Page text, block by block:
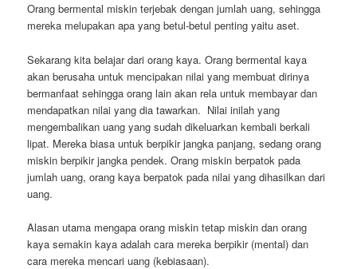
Orang bermental miskin terjebak dengan jumlah uang, sehingga
mereka melupakan apa yang betul-betul penting yaitu aset.
Sekarang kita belajar dari orang kaya. Orang bermental kaya
akan berusaha untuk mencipakan nilai yang membuat dirinya
bermanfaat sehingga orang lain akan rela untuk membayar dan
mendapatkan nilai yang dia tawarkan. Nilai inilah yang
mengembalikan uang yang sudah dikeluarkan kembali berkali
lipat. Mereka biasa untuk berpikir jangka panjang, sedang orang
miskin berpikir jangka pendek. Orang miskin berpatok pada
jumlah uang, orang kaya berpatok pada nilai yang dihasilkan dari
uang.
Alasan utama mengapa orang miskin tetap miskin dan orang
kaya semakin kaya adalah cara mereka berpikir (mental) dan
cara mereka mencari uang (kebiasaan).